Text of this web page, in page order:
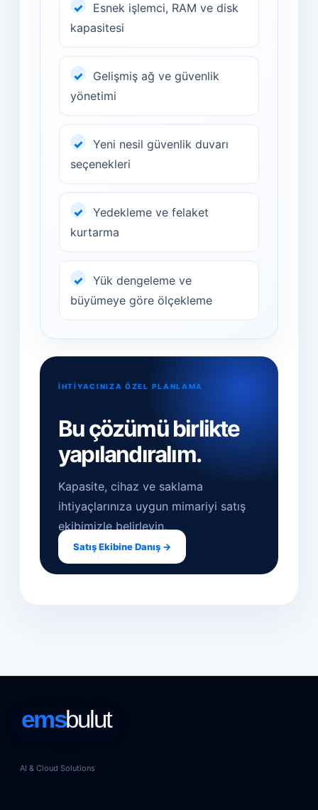
Esnek işlemci, RAM ve disk
kapasitesi
Gelişmiş ağ ve güvenlik
yönetimi
Yeni nesil güvenlik duvarı
seçenekleri
Yedekleme ve felaket
kurtarma
Yük dengeleme ve
büyümeye göre ölçekleme
İHTİYACINIZA ÖZEL PLANLAMA
Bu çözümü birlikte
yapılandıralım.
Kapasite, cihaz ve saklama
ihtiyaçlarınıza uygun mimariyi satış
ekibimizle belirleyin.
Satış Ekibine Danış →
AI & Cloud Solutions